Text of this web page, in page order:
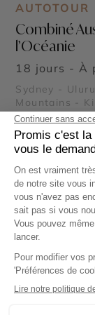
AUTOTOUR
Combiné
l’Océanie
18 jours - À
Sydney -
Mountains -
Corail - Port